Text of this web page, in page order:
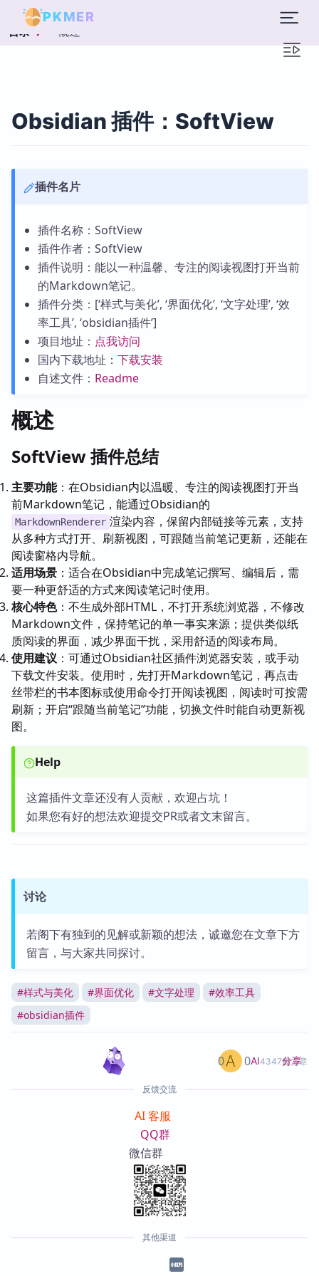
PKMER
目录 概述
Obsidian 插件：SoftView
插件名片
插件名称：SoftView
插件作者：SoftView
插件说明：能以一种温馨、专注的阅读视图打开当前
的Markdown笔记。
插件分类：[‘样式与美化’, ‘界面优化’, ‘文字处理’, ‘效
率工具’, ‘obsidian插件’]
项目地址： 点我访问
国内下载地址： 下载安装
自述文件： Readme
概述
SoftView 插件总结
主要功能：在Obsidian内以温暖、专注的阅读视图打开当
前Markdown笔记，能通过Obsidian的
MarkdownRenderer 渲染内容，保留内部链接等元素，支持
从多种方式打开、刷新视图，可跟随当前笔记更新，还能在
阅读窗格内导航。
适用场景 ：适合在Obsidian中完成笔记撰写、编辑后，需
要一种更舒适的方式来阅读笔记时使用。
核心特色：不生成外部HTML，不打开系统浏览器，不修改
Markdown文件，保持笔记的单一事实来源；提供类似纸
质阅读的界面，减少界面干扰，采用舒适的阅读布局。
使用建议 ：可通过Obsidian社区插件浏览器安装，或手动
下载文件安装。使用时，先打开Markdown笔记，再点击
丝带栏的书本图标或使用命令打开阅读视图，阅读时可按需
刷新；开启“跟随当前笔记”功能，切换文件时能自动更新视
图。
Help
这篇插件文章还没有人贡献，欢迎占坑！
如果您有好的想法欢迎提交PR或者文末留言。
讨论
若阁下有独到的见解或新颖的想法，诚邀您在文章下方
留言，与大家共同探讨。
#样式与美化 #界面优化 #文字处理 #效率工具
#obsidian插件
AI4347篇文章
0 0 分享
反馈交流
AI 客服
QQ群
微信群
其他渠道